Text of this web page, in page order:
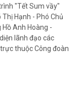
"Tết Sum vầy"
Hạnh - Phó Chủ
Anh Hoàng -
lãnh đạo các
thuộc Công đoàn
Công đoàn
đọc tiếng Anh
SĨ, THƯƠNG